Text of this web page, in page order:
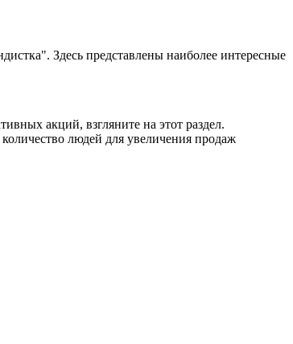
Здесь представлены наиболее интересные
акций, взгляните на этот раздел.
людей для увеличения продаж